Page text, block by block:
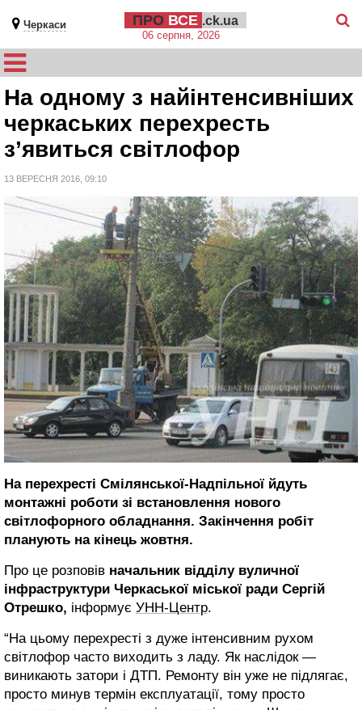
Черкаси ПРО ВСЕ .ck.ua
06 серпня, 2026
На одному з найінтенсивніших
черкаських перехресть
з’явиться світлофор
13 ВЕРЕСНЯ 2016, 09:10
На перехресті Смілянської-Надпільної йдуть
монтажні роботи зі встановлення нового
світлофорного обладнання. Закінчення робіт
планують на кінець жовтня.
Про це розповів начальник відділу вуличної
інфраструктури Черкаської міської ради Сергій
Отрешко, інформує УНН-Центр.
“На цьому перехресті з дуже інтенсивним рухом
світлофор часто виходить з ладу. Як наслідок —
виникають затори і ДТП. Ремонту він уже не підлягає,
просто минув термін експлуатації, тому просто